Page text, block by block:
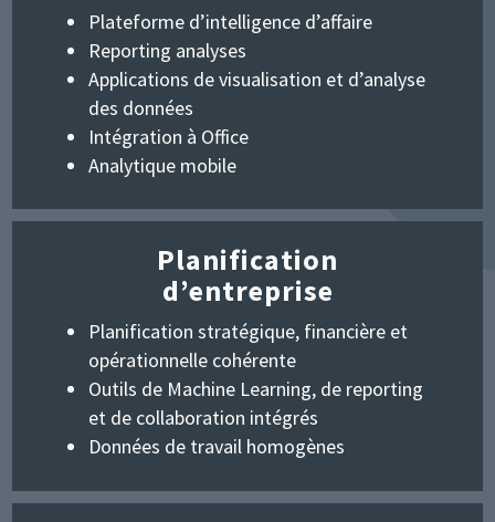
Plateforme d’intelligence d’affaire
Reporting analyses
Applications de visualisation et d’analyse
des données
Intégration à Office
Analytique mobile
Planification
d’entreprise
Planification stratégique, financière et
opérationnelle cohérente
Outils de Machine Learning, de reporting
et de collaboration intégrés
Données de travail homogènes